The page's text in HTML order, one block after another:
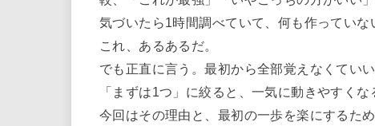
気づいたら1時間調べていて、何も作っていな
これ、あるあるだ。
でも正直に言う。最初から全部覚えなくてい
「まずは1つ」に絞ると、一気に動きやすくな
今回はその理由と、最初の一歩を楽にするた